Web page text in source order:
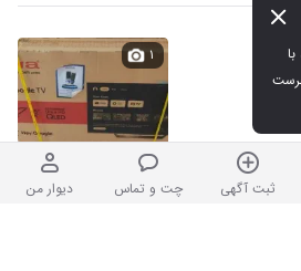
ثبت آگهی چت و تماس دیوار من
۱